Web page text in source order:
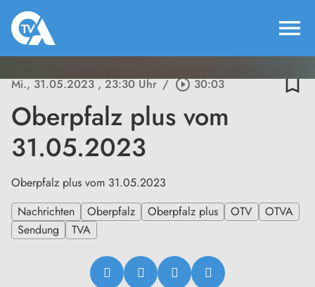
menu
Mi., 31.05.2023, 23:30 Uhr / play_circle_outline30:03 bookmark_border
Oberpfalz plus vom
31.05.2023
Oberpfalz plus vom 31.05.2023
Nachrichten
Oberpfalz Oberpfalz plus OTV
OTVA
Sendung
TVA